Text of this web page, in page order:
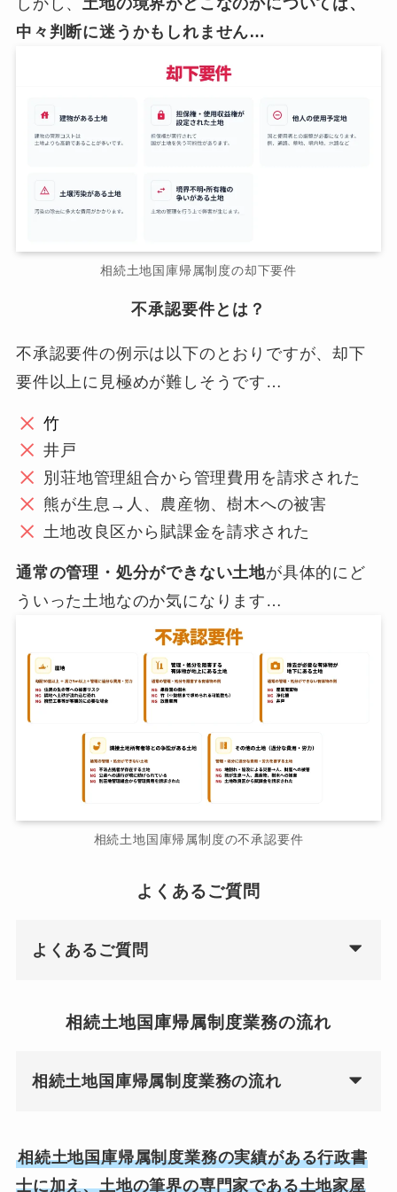
しかし、土地の境界がどこなのかについては、
中々判断に迷うかもしれません…
相続土地国庫帰属制度の却下要件
不承認要件とは？
不承認要件の例示は以下のとおりですが、却下
要件以上に見極めが難しそうです…
竹
井戸
別荘地管理組合から管理費用を請求された
熊が生息→人、農産物、樹木への被害
土地改良区から賦課金を請求された
通常の管理・処分ができない土地が具体的にど
ういった土地なのか気になります…
相続土地国庫帰属制度の不承認要件
よくあるご質問
よくあるご質問
相続土地国庫帰属制度業務の流れ
相続土地国庫帰属制度業務の流れ
相続土地国庫帰属制度業務の実績がある行政書
士に加え、土地の筆界の専門家である土地家屋